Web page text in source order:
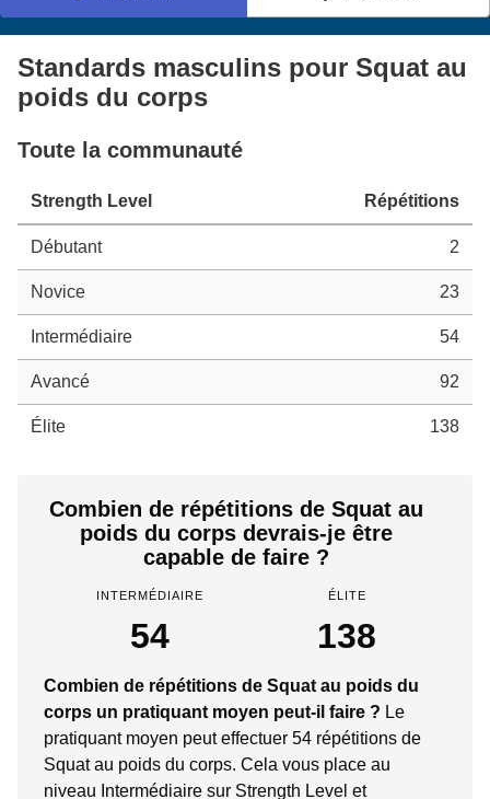
Standards masculins pour Squat au
poids du corps
Toute la communauté
Strength Level Répétitions
Débutant 2
Novice 23
Intermédiaire 54
Avancé 92
Élite 138
Combien de répétitions de Squat au
poids du corps devrais-je être
capable de faire ?
INTERMÉDIAIRE
54
ÉLITE
138
Combien de répétitions de Squat au poids du
corps un pratiquant moyen peut-il faire ? Le
pratiquant moyen peut effectuer 54 répétitions de
Squat au poids du corps. Cela vous place au
niveau Intermédiaire sur Strength Level et